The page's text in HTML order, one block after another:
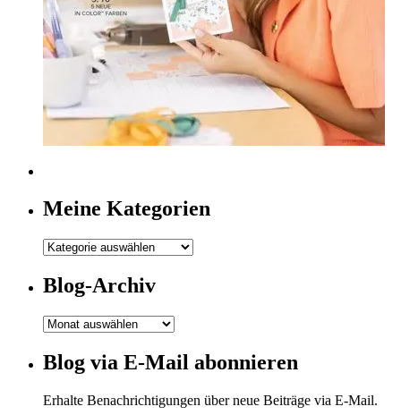
Meine Kategorien
Meine
Blog-Archiv
Blog-
Blog via E-Mail abonnieren
Erhalte Benachrichtigungen über neue Beiträge via E-Mail.